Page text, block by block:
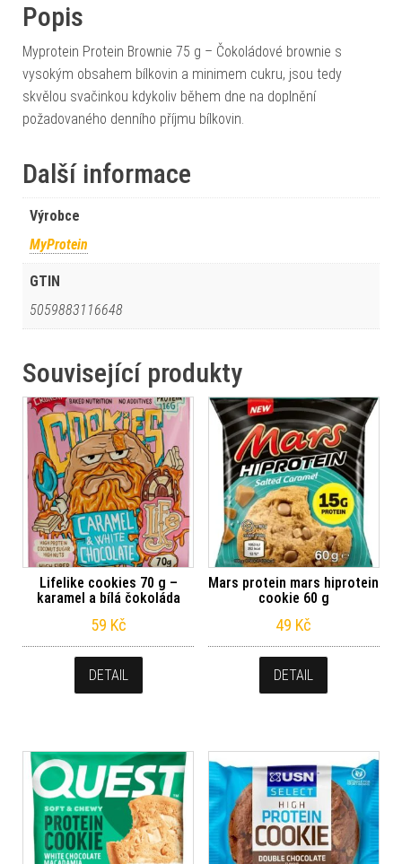
Popis
Myprotein Protein Brownie 75 g – Čokoládové brownie s
vysokým obsahem bílkovin a minimem cukru, jsou tedy
skvělou svačinkou kdykoliv během dne na doplnění
požadovaného denního příjmu bílkovin.
Další informace
Výrobce
MyProtein
GTIN
5059883116648
Související produkty
Lifelike cookies 70 g –
karamel a bílá čokoláda
59 Kč
DETAIL
Mars protein mars hiprotein
cookie 60 g
49 Kč
DETAIL